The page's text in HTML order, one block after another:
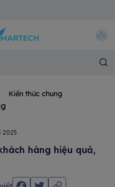
Kiến thức chung
2025
hàng hiệu quả,